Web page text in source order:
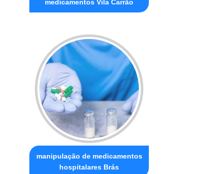
medicamentos Vila Carrão
manipulação de medicamentos
hospitalares Brás